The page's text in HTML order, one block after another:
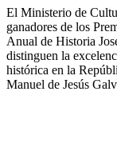
El Ministerio de
ganadores de los
Anual de Historia
distinguen la
histórica en la
Manuel de Jesús